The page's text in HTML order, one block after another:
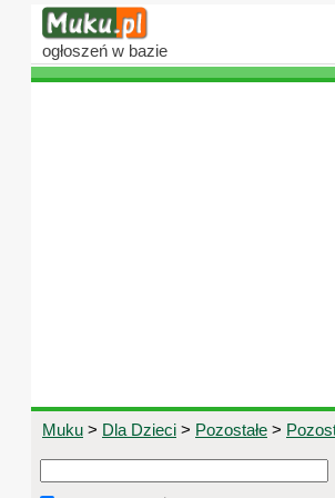
ogłoszeń w bazie
Muku > Dla Dzieci > Pozostałe >